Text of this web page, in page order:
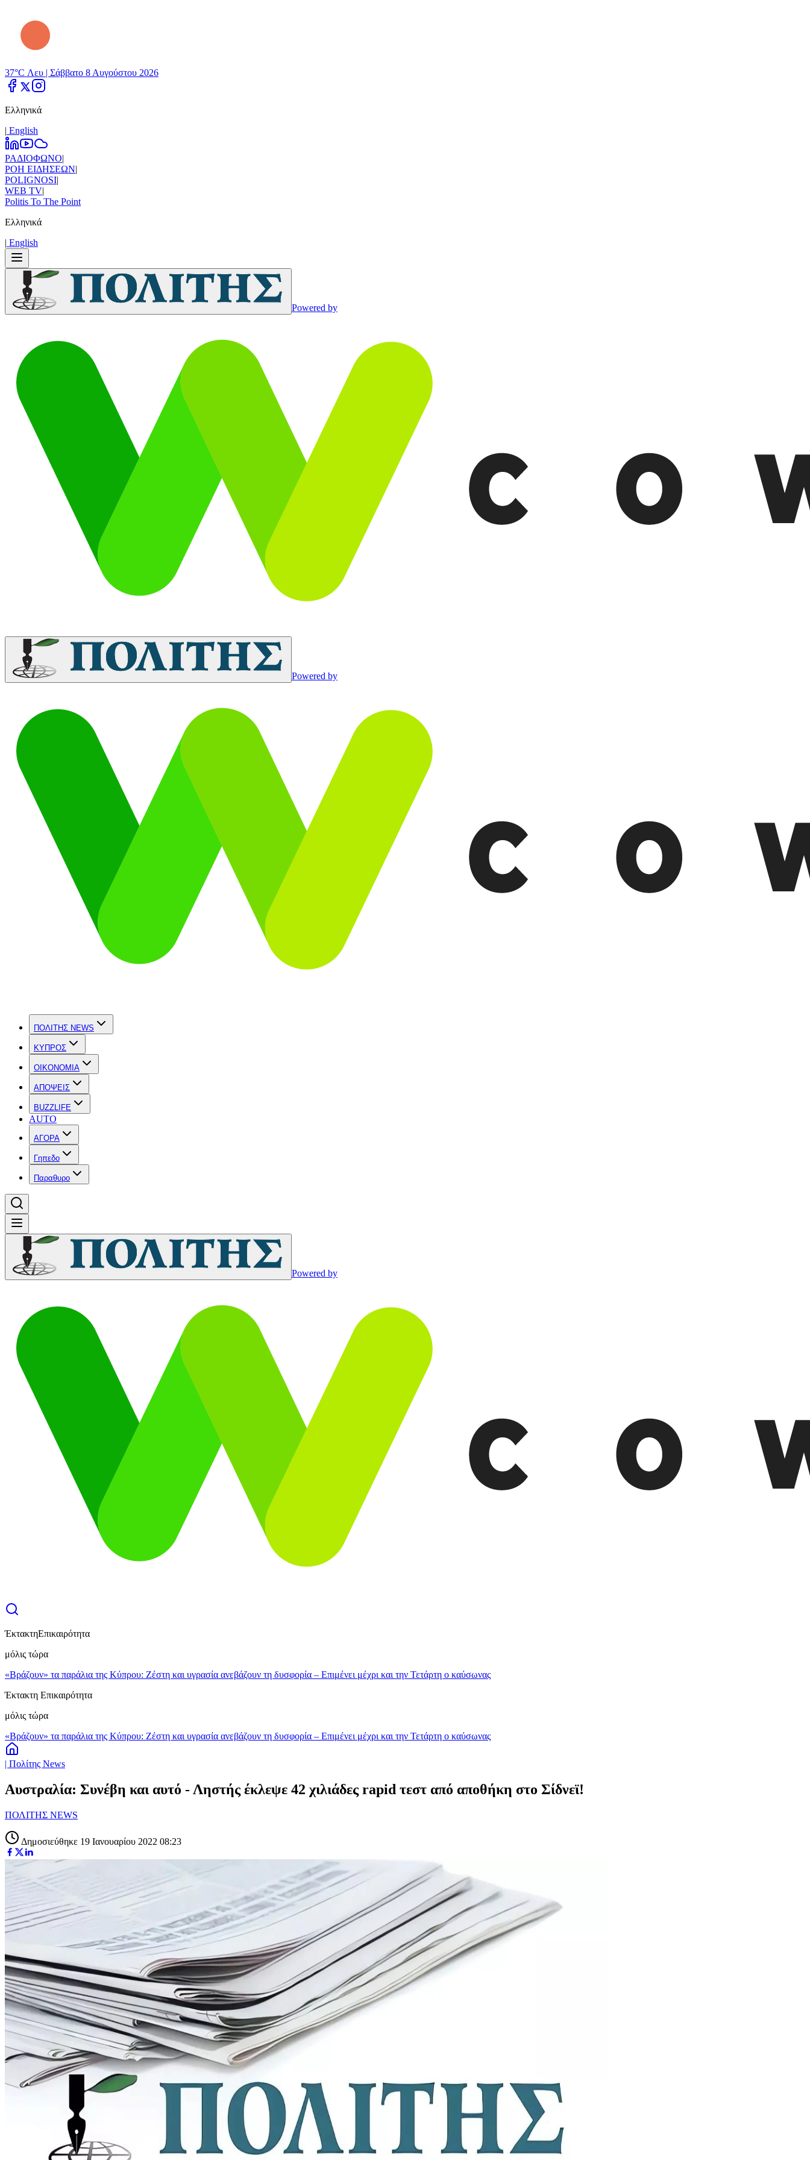
37°C Λευ | Σάββατο 8 Αυγούστου 2026
Ελληνικά
| Εnglish
ΡΑΔΙΟΦΩΝΟ|
ΡΟΗ ΕΙΔΗΣΕΩΝ|
POLIGNOSI|
WEB TV|
Politis To The Point
Ελληνικά
| Εnglish
Powered by
Powered by
ΠΟΛΙΤΗΣ NEWS
ΚΥΠΡΟΣ
OIKONOMIA
ΑΠΟΨΕΙΣ
BUZZLIFE
AUTO
ΑΓΟΡΑ
Γηπεδο
Παραθυρο
Powered by
ΈκτακτηΕπικαιρότητα
μόλις τώρα
«Βράζουν» τα παράλια της Κύπρου: Ζέστη και υγρασία ανεβάζουν τη δυσφορία – Επιμένει μέχρι και την Τετάρτη ο καύσωνας
Έκτακτη Επικαιρότητα
μόλις τώρα
«Βράζουν» τα παράλια της Κύπρου: Ζέστη και υγρασία ανεβάζουν τη δυσφορία – Επιμένει μέχρι και την Τετάρτη ο καύσωνας
| Πολίτης News
Αυστραλία: Συνέβη και αυτό - Ληστής έκλεψε 42 χιλιάδες rapid τεστ από αποθήκη στο Σίδνεϊ!
ΠΟΛΙΤΗΣ NEWS
Δημοσιεύθηκε 19 Ιανουαρίου 2022 08:23